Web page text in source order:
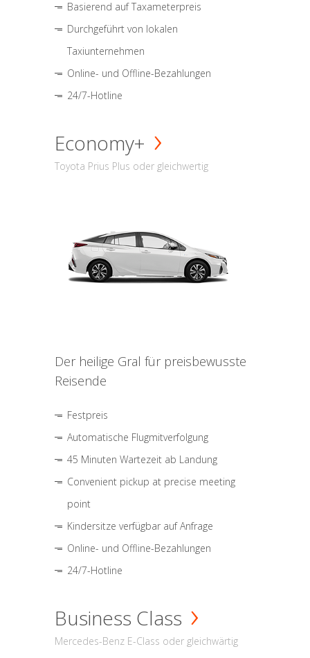
Basierend auf Taxameterpreis
Durchgeführt von lokalen
Taxiunternehmen
Online- und Offline-Bezahlungen
24/7-Hotline
Economy+
Toyota Prius Plus oder gleichwertig
Der heilige Gral für preisbewusste
Reisende
Festpreis
Automatische Flugmitverfolgung
45 Minuten Wartezeit ab Landung
Convenient pickup at precise meeting
point
Kindersitze verfügbar auf Anfrage
Online- und Offline-Bezahlungen
24/7-Hotline
Business Class
Mercedes-Benz E-Class oder gleichwärtig